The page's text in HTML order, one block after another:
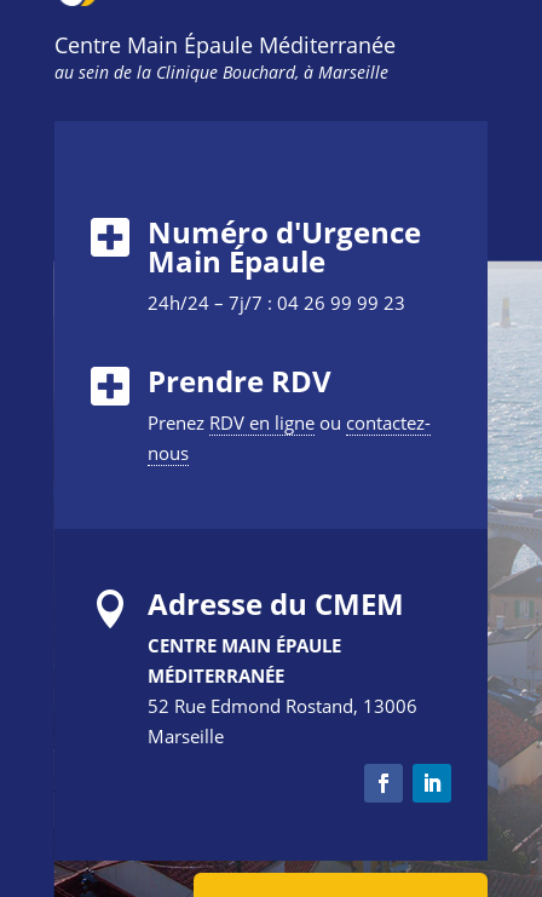
Centre Main Épaule Méditerranée
au sein de la Clinique Bouchard, à Marseille
Numéro d'Urgence
Main Épaule
24h/24 – 7j/7 : 04 26 99 99 23
Prendre RDV
Prenez RDV en ligneou contactez-
nous
 Adresse du CMEM
CENTRE MAIN ÉPAULE
MÉDITERRANÉE
52 Rue Edmond Rostand, 13006
Marseille